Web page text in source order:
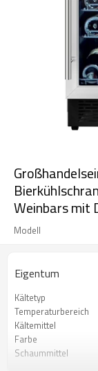
Weinbars mit
Modell
Eigentum
Kältetyp
Temperaturbereich
Kältemittel
Farbe
Schaummittel